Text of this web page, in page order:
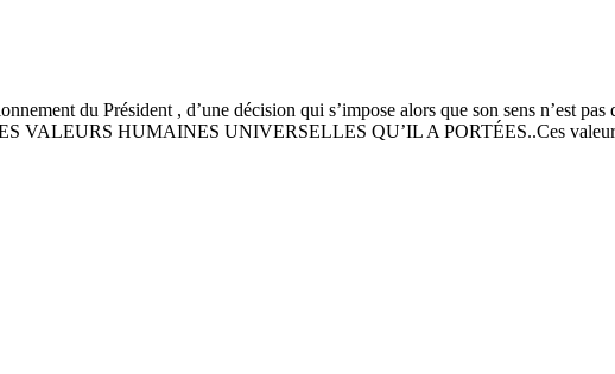
du Président , d’une décision qui s’impose alors que son sens
VALEURS HUMAINES UNIVERSELLES QU’IL A PORTÉES..Ces